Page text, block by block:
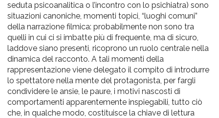
seduta psicoanalitica o l’incontro con lo psichiatra) sono
situazioni canoniche, momenti topici, “luoghi comuni”
della narrazione filmica: probabilmente non sono tra
quelli in cui ci si imbatte più di frequente, ma di sicuro,
laddove siano presenti, ricoprono un ruolo centrale nella
dinamica del racconto. A tali momenti della
rappresentazione viene delegato il compito di introdurre
lo spettatore nella mente del protagonista, per fargli
condividere le ansie, le paure, i motivi nascosti di
comportamenti apparentemente inspiegabili, tutto ciò
che, in qualche modo, costituisce la chiave di lettura